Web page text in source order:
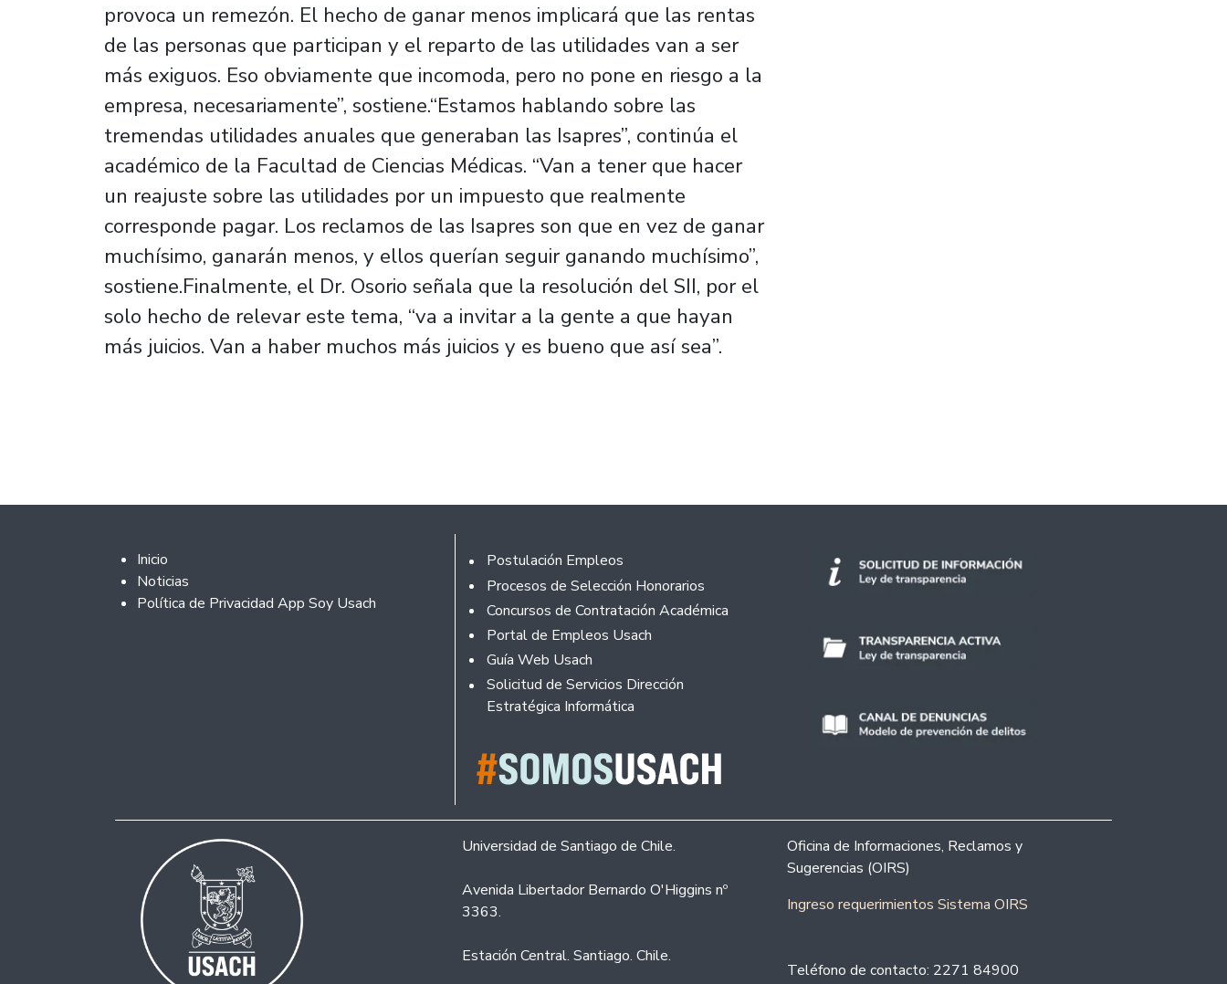
provoca un remezón. El hecho de ganar menos implicará que las rentas
de las personas que participan y el reparto de las utilidades van a ser
más exiguos. Eso obviamente que incomoda, pero no pone en riesgo a la
empresa, necesariamente”, sostiene.“Estamos hablando sobre las
tremendas utilidades anuales que generaban las Isapres”, continúa el
académico de la Facultad de Ciencias Médicas. “Van a tener que hacer
un reajuste sobre las utilidades por un impuesto que realmente
corresponde pagar. Los reclamos de las Isapres son que en vez de ganar
muchísimo, ganarán menos, y ellos querían seguir ganando muchísimo”,
sostiene.Finalmente, el Dr. Osorio señala que la resolución del SII, por el
solo hecho de relevar este tema, “va a invitar a la gente a que hayan
más juicios. Van a haber muchos más juicios y es bueno que así sea”.
Footer 2
Inicio
Noticias
Política de Privacidad App Soy Usach
Rodapé
Postulación Empleos
Procesos de Selección Honorarios
Concursos de Contratación Académica
Portal de Empleos Usach
Guía Web Usach
Solicitud de Servicios Dirección
Estratégica Informática
Universidad de Santiago de Chile.
Avenida Libertador Bernardo O'Higgins nº
3363.
Estación Central. Santiago. Chile.
Oficina de Informaciones, Reclamos y
Sugerencias (OIRS)
Ingreso requerimientos Sistema OIRS
Teléfono de contacto: 2271 84900